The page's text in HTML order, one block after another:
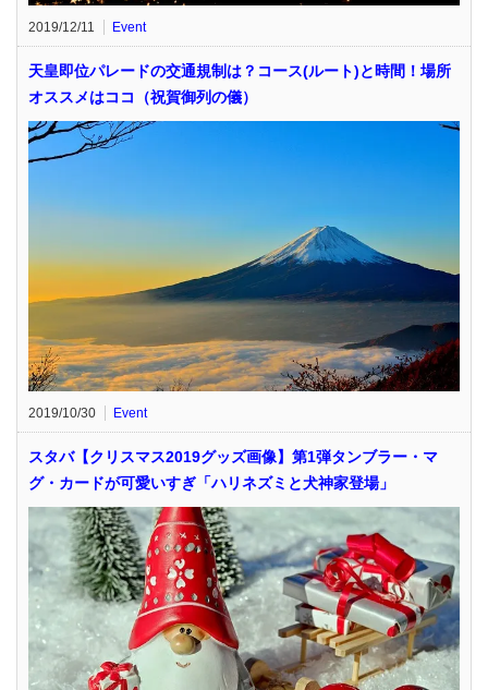
2019/12/11 Event
天皇即位パレードの交通規制は？コース(ルート)と時間！場所
オススメはココ（祝賀御列の儀）
2019/10/30 Event
スタバ【クリスマス2019グッズ画像】第1弾タンブラー・マ
グ・カードが可愛いすぎ「ハリネズミと犬神家登場」